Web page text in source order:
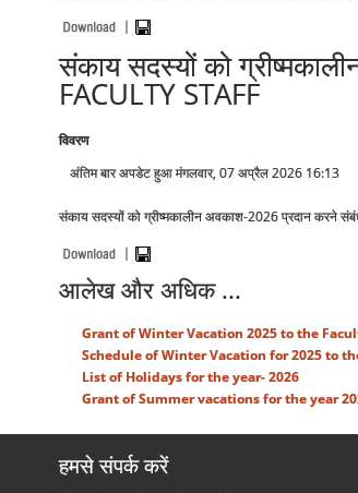
संकाय सदस्यों को
FACULTY STAFF
विवरण
अंतिम बार अपडेट हुआ मंगलवार, 07 अप्रैल 2026 16:13
संकाय सदस्यों को ग्रीष्मकालीन अवकाश-2026 प्रदान
आलेख और अधिक ...
Grant of Winter Vacation 2025 to the
Schedule of Winter Vacation for 2025 to
List of Holidays for the year- 2026
Grant of Summer vacations for the year
हमसे संपर्क करें